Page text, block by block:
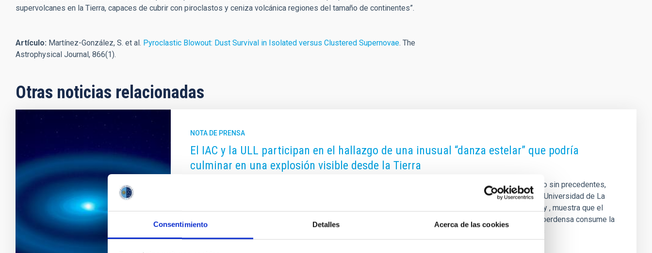
Consentimiento Detalles Acerca de las cookies
supervolcanes en la Tierra, capaces de cubrir con piroclastos y ceniza volcánica regiones del tamaño de continentes”.
Artículo: Martínez-González, S. et al. Pyroclastic Blowout: Dust Survival in Isolated versus Clustered Supernovae. The
Astrophysical Journal, 866(1).
Otras noticias relacionadas
NOTA DE PRENSA
El IAC y la ULL participan en el hallazgo de una inusual “danza estelar” que podría
culminar en una explosión visible desde la Tierra
Una estrella enana blanca de nuestra propia Vía Láctea está devorando a su compañera celeste a un ritmo sin precedentes,
según revela un estudio internacional con participación del Instituto de Astrofísica de Canarias (IAC) y la Universidad de La
Laguna (ULL). La investigación, publicada en la revista Monthly Notices of the Royal Astronomical Society , muestra que el
sistema, denominado V Sagittae, brilla de manera inusualmente intensa a medida que la enana blanca superdensa consume la